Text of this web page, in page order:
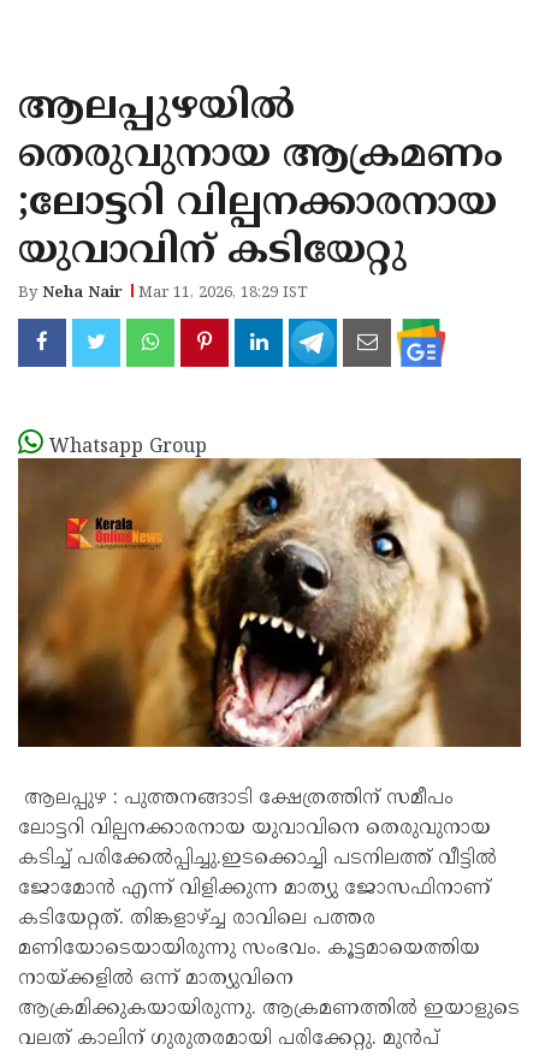
KANNUR
KASARAGOD
ആലപ്പുഴയിൽ
തെരുവുനായ ആക്രമണം
;ലോട്ടറി വില്പനക്കാരനായ
യുവാവിന് കടിയേറ്റു
ByNeha Nair Mar 11, 2026, 18:29 IST
Whatsapp Group
ആലപ്പുഴ : പുത്തനങ്ങാടി ക്ഷേത്രത്തിന് സമീപം
ലോട്ടറി വില്പനക്കാരനായ യുവാവിനെ തെരുവുനായ
കടിച്ച്‌ പരിക്കേൽപ്പിച്ചു.ഇടക്കൊച്ചി പടനിലത്ത് വീട്ടിൽ
ജോമോൻ എന്ന് വിളിക്കുന്ന മാത്യു ജോസഫിനാണ്
കടിയേറ്റത്. തിങ്കളാഴ്ച്ച രാവിലെ പത്തര
മണിയോടെയായിരുന്നു സംഭവം. കൂട്ടമായെത്തിയ
നായ്ക്കളിൽ ഒന്ന് മാത്യുവിനെ
ആക്രമിക്കുകയായിരുന്നു. ആക്രമണത്തിൽ ഇയാളുടെ
വലത് കാലിന് ഗുരുതരമായി പരിക്കേറ്റു. മുൻപ്